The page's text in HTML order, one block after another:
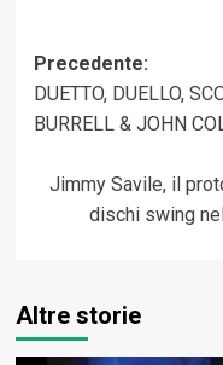
Navigazione
articolo
Precedente:
DUETTO, DUELLO,
BURRELL & JOHN
Jimmy Savile, il
dischi swing
Altre storie